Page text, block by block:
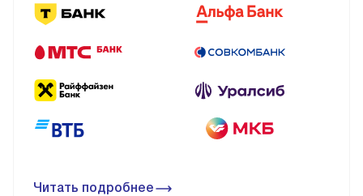
Читать подробнее